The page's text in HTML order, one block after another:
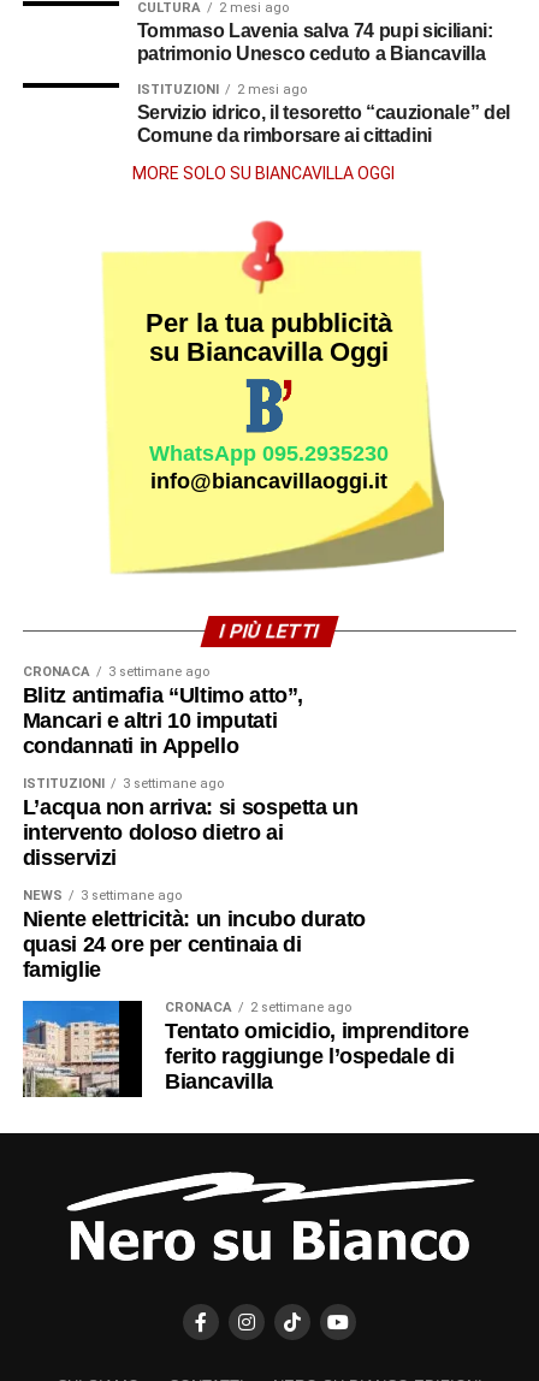
CULTURA 2 mesi ago
Tommaso Lavenia salva 74 pupi siciliani:
patrimonio Unesco ceduto a Biancavilla
ISTITUZIONI 2 mesi ago
Servizio idrico, il tesoretto “cauzionale” del
Comune da rimborsare ai cittadini
MORE SOLO SU BIANCAVILLA OGGI
Per la tua pubblicità
su Biancavilla Oggi
WhatsApp 095.2935230
info@biancavillaoggi.it
I PIÙ LETTI
CRONACA 3 settimane ago
Blitz antimafia “Ultimo atto”,
Mancari e altri 10 imputati
condannati in Appello
ISTITUZIONI 3 settimane ago
L’acqua non arriva: si sospetta un
intervento doloso dietro ai
disservizi
NEWS 3 settimane ago
Niente elettricità: un incubo durato
quasi 24 ore per centinaia di
famiglie
CRONACA 2 settimane ago
Tentato omicidio, imprenditore
ferito raggiunge l’ospedale di
Biancavilla